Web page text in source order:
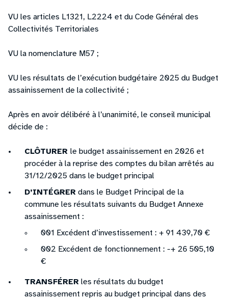
VU les articles L1321, L2224 et du Code Général des
Collectivités Territoriales
VU la nomenclature M57 ;
VU les résultats de l’exécution budgétaire 2025 du Budget
assainissement de la collectivité ;
Après en avoir délibéré à l’unanimité, le conseil municipal
décide de :
CLÔTURER le budget assainissement en 2026 et
procéder à la reprise des comptes du bilan arrêtés au
31/12/2025 dans le budget principal
D’INTÉGRER dans le Budget Principal de la
commune les résultats suivants du Budget Annexe
assainissement :
001 Excédent d’investissement : + 91 439,70 €
002 Excédent de fonctionnement : -+ 26 505,10
€
TRANSFÉRER les résultats du budget
assainissement repris au budget principal dans des